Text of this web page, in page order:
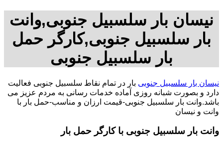
نیسان بار سلسبیل جنوبی,وانت
بار سلسبیل جنوبی,کارگر حمل
بار سلسبیل جنوبی
نیسان بار سلسبیل جنوبی بار در تمام نقاط سلسبیل جنوبی فعالیت
دارد و بصورت شبانه روزی آماده خدمات رسانی به مردم عزیز می
باشد.وانت بار سلسبیل جنوبی-قیمت ارزان و مناسب-حمل بار با
وانت و نیسان
وانت بار سلسبیل جنوبی با کارگر حمل بار